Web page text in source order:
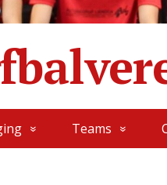
Teams